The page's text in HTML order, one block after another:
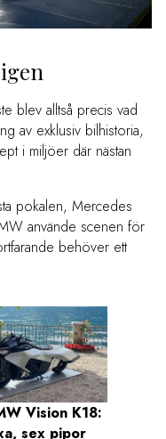
blev alltså precis vad
av exklusiv bilhistoria,
i miljöer där nästan
pokalen, Mercedes
använde scenen för
behöver ett
Vision K18:
sex pipor